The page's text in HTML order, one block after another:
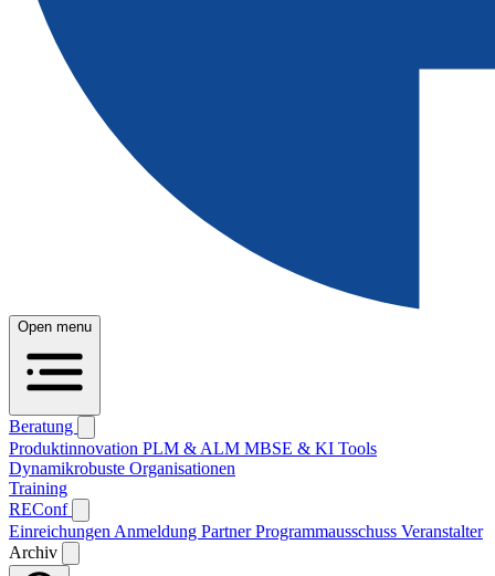
Open menu
Beratung
Produktinnovation PLM & ALM MBSE & KI Tools
Dynamikrobuste Organisationen
Training
REConf
Einreichungen Anmeldung PartnerProgrammausschuss Veranstalter
Archiv